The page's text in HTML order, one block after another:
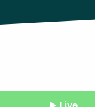
Live